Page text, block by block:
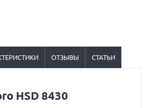
ОТЗЫВЫ СТАТЬИ
HSD 8430